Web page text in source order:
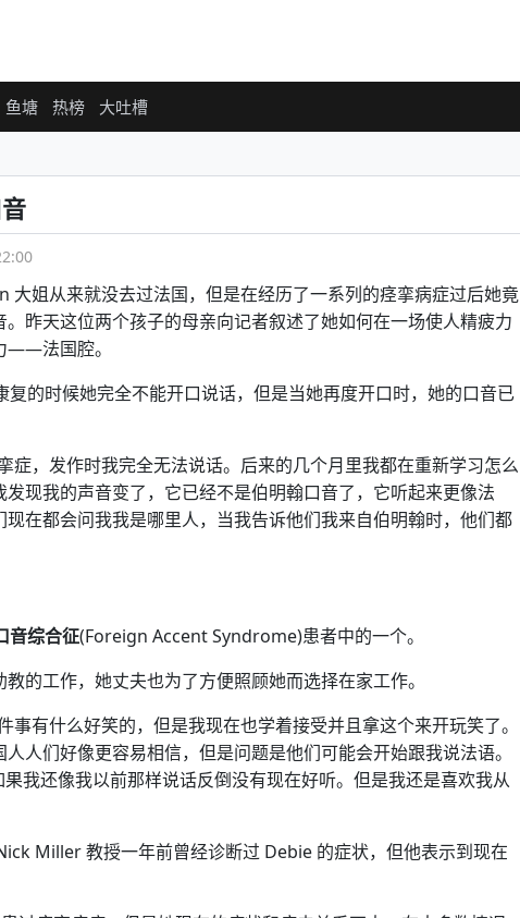
鱼塘 热榜 大吐槽
大姐从来就没去过法国，但是在经历了一系列的痉挛病症过后她竟
昨天这位两个孩子的母亲向记者叙述了她如何在一场使人精疲力
——法国腔。
的时候她完全不能开口说话，但是当她再度开口时，她的口音已
症，发作时我完全无法说话。后来的几个月里我都在重新学习怎么
现我的声音变了，它已经不是伯明翰口音了，它听起来更像法
在都会问我我是哪里人，当我告诉他们我来自伯明翰时，他们都
音综合征(Foreign Accent Syndrome)患者中的一个。
的工作，她丈夫也为了方便照顾她而选择在家工作。
事有什么好笑的，但是我现在也学着接受并且拿这个来开玩笑了。
人们好像更容易相信，但是问题是他们可能会开始跟我说法语。
我还像我以前那样说话反倒没有现在好听。但是我还是喜欢我从
Miller 教授一年前曾经诊断过 Debie 的症状，但他表示到现在